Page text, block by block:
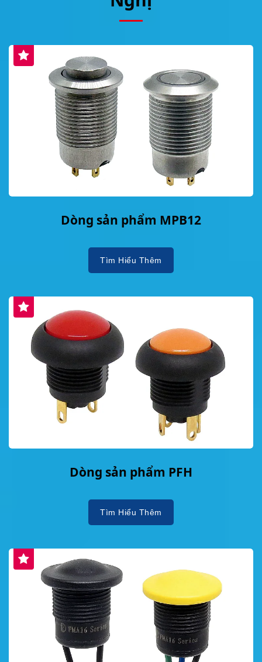
Dòng sản phẩm MPB12
Tìm Hiểu Thêm
Dòng sản phẩm PFH
Tìm Hiểu Thêm